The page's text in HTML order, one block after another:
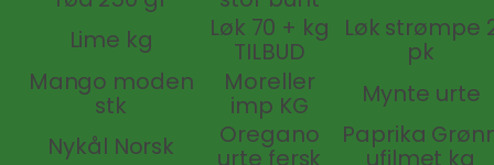
Lime kg
Løk 70 + kg
TILBUD
Løk strømpe
pk
Mango moden
stk
Moreller
imp KG
Mynte urte
Nykål Norsk
Oregano
urte fersk
Paprika
ufilmet kg